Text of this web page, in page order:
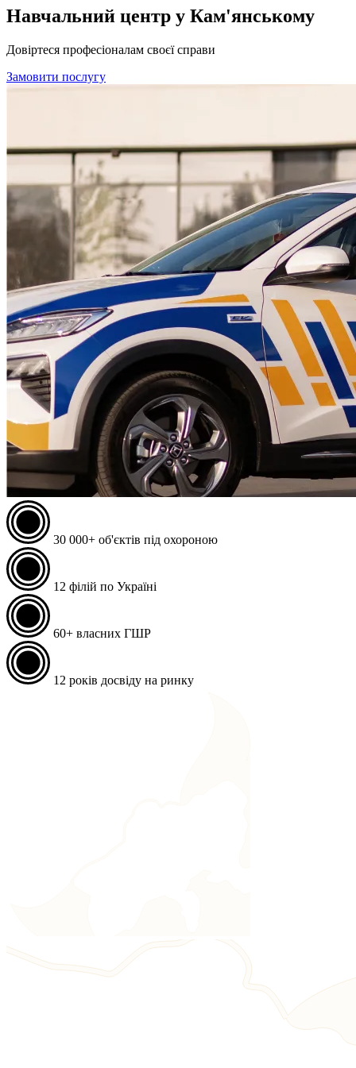
Навчальний центр у Кам'янському
Довіртеся професіоналам своєї справи
Замовити послугу
30 000+ об'єктів під охороною
12 філій по Україні
60+ власних ГШР
12 років досвіду на ринку